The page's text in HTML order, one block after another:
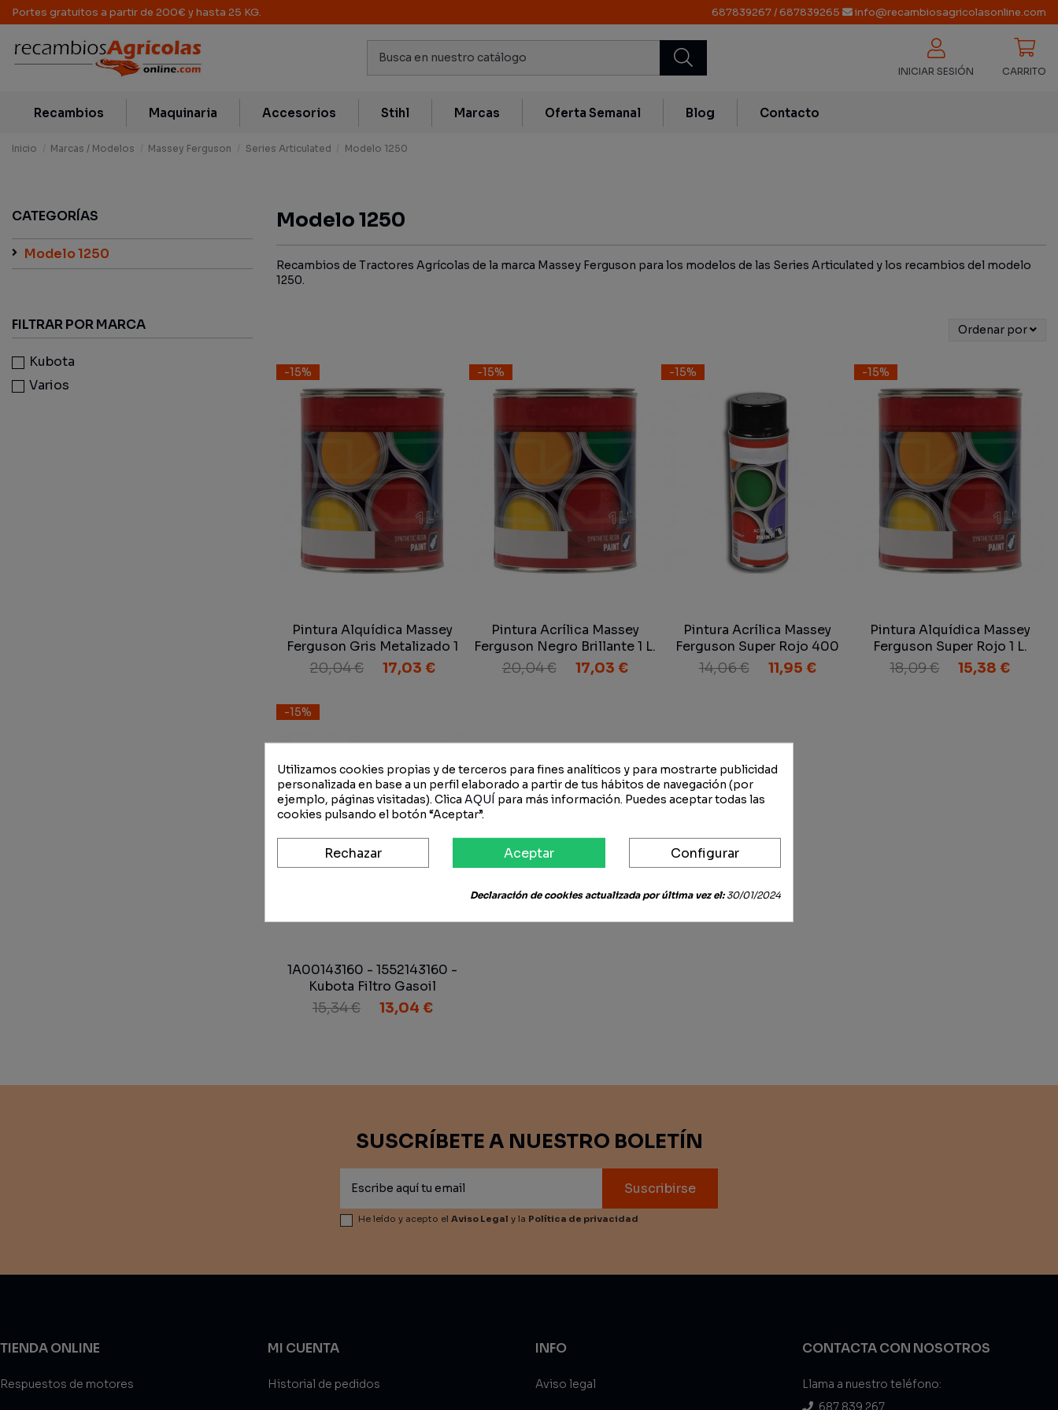
Portes gratuitos a partir de 200€ y hasta 25 KG. 687839267/687839265 info@recambiosagricolasonline.com
INICIAR SESIÓN CARRITO
Recambios Maquinaria Accesorios Stihl Marcas Oferta Semanal Blog Contacto
Inicio Marcas / Modelos Massey Ferguson Series Articulated Modelo 1250
Modelo 1250
Recambios de Tractores Agrícolas de la marca Massey Ferguson para los modelos de las Series Articulated y los recambios del modelo
1250.
Ordenar por
-15%
Pintura Alquídica Massey
Ferguson Gris Metalizado 1
20,04 € 17,03 €
-15%
Pintura Acrílica Massey
Ferguson Negro Brillante 1 L.
20,04 € 17,03 €
-15%
Pintura Acrílica Massey
Ferguson Super Rojo 400
ml.
14,06 € 11,95 €
-15%
Pintura Alquídica Massey
Ferguson Super Rojo 1 L.
18,09 € 15,38 €
-15%
1A00143160 - 1552143160 -
Kubota Filtro Gasoil
15,34 € 13,04 €
CATEGORÍAS
Modelo 1250
FILTRAR POR MARCA
Kubota
Varios
SUSCRÍBETE A NUESTRO BOLETÍN
Suscribirse
He leído y acepto el Aviso Legal y la Política de privacidad
TIENDA ONLINE
Respuestos de motores
MI CUENTA
Historial de pedidos
INFO
Aviso legal
CONTACTA CON NOSOTROS
Llama a nuestro teléfono:
687 839 267
Utilizamos cookies propias y de terceros para fines analíticos y para mostrarte publicidad
personalizada en base a un perfil elaborado a partir de tus hábitos de navegación (por
ejemplo, páginas visitadas). Clica AQUÍ para más información. Puedes aceptar todas las
cookies pulsando el botón “Aceptar”.
Rechazar Aceptar Configurar
Declaración de cookies actualizada por última vez el:30/01/2024